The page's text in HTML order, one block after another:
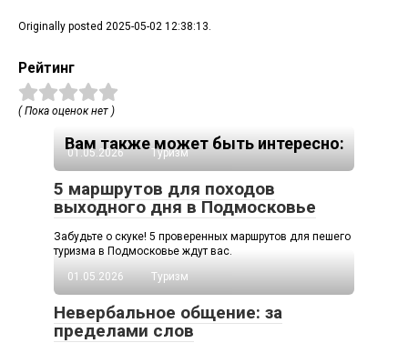
Originally posted 2025-05-02 12:38:13.
Рейтинг
( Пока оценок нет )
Вам также может быть интересно:
01.05.2026 Туризм
5 маршрутов для походов
выходного дня в Подмосковье
Забудьте о скуке! 5 проверенных маршрутов для пешего
туризма в Подмосковье ждут вас.
01.05.2026
Туризм
Невербальное общение: за
пределами слов